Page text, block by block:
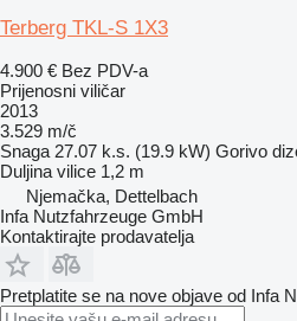
Terberg TKL-S 1X3
4.900 € Bez PDV-a
Prijenosni viličar
2013
3.529 m/č
Snaga 27.07 k.s. (19.9 kW) Gorivo
Duljina vilice 1,2 m
Njemačka, Dettelbach
Infa Nutzfahrzeuge GmbH
Kontaktirajte prodavatelja
Pretplatite se na nove objave od Infa